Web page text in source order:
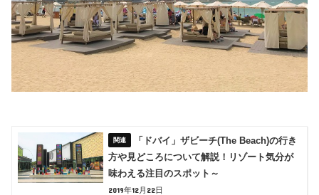
「ドバイ」ザビーチ(The Beach)の行き
方や見どころについて解説！リゾート気分が
味わえる注目のスポット～
2019年12月22日